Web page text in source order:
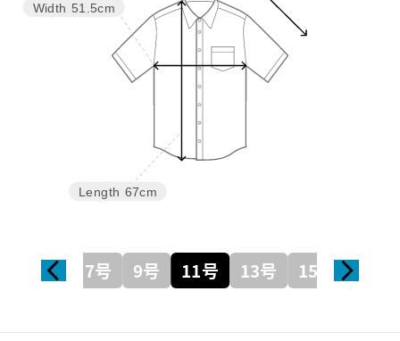
Length 67cm
Width 51.5cm
7号 9号 11号 13号 15号